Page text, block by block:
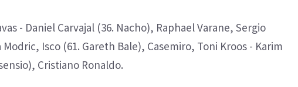
- Daniel Carvajal (36. Nacho), Raphael Varane, Sergio
Isco (61. Gareth Bale), Casemiro, Toni Kroos - Karim
Cristiano Ronaldo.